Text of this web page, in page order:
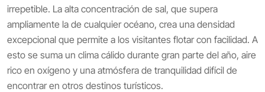
irrepetible. La alta concentración de sal, que supera
ampliamente la de cualquier océano, crea una densidad
excepcional que permite a los visitantes flotar con facilidad. A
esto se suma un clima cálido durante gran parte del año, aire
rico en oxígeno y una atmósfera de tranquilidad difícil de
encontrar en otros destinos turísticos.